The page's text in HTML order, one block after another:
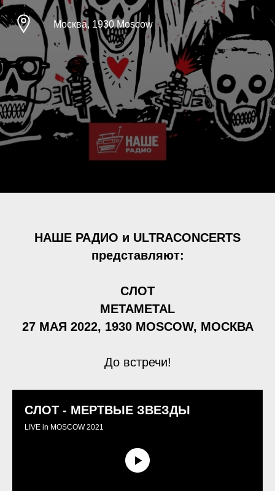
Москва, 1930 Moscow
НАШЕ РАДИО и ULTRACONCERTS
представляют:
СЛОТ
METAMETAL
27 МАЯ 2022, 1930 MOSCOW, МОСКВА
До встречи!
СЛОТ - МЕРТВЫЕ ЗВЕЗДЫ
LIVE in MOSCOW 2021